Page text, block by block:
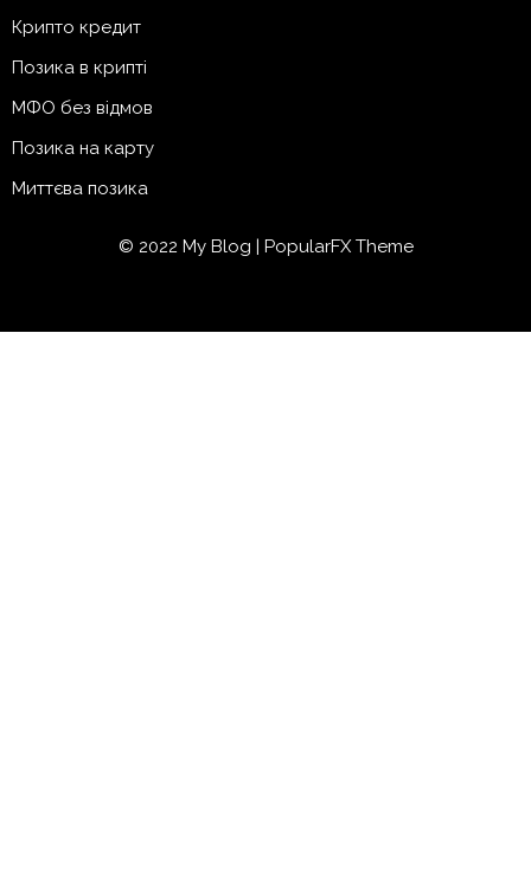
Крипто кредит
Позика в крипті
МФО без відмов
Позика на карту
Миттєва позика
© 2022 My Blog | PopularFX Theme